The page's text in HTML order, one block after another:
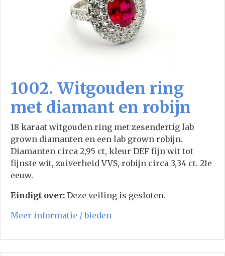
1002. Witgouden ring
met diamant en robijn
18 karaat witgouden ring met zesendertig lab
grown diamanten en een lab grown robijn.
Diamanten circa 2,95 ct, kleur DEF fijn wit tot
fijnste wit, zuiverheid VVS, robijn circa 3,34 ct. 21e
eeuw.
Eindigt over: Deze veiling is gesloten.
Meer informatie / bieden